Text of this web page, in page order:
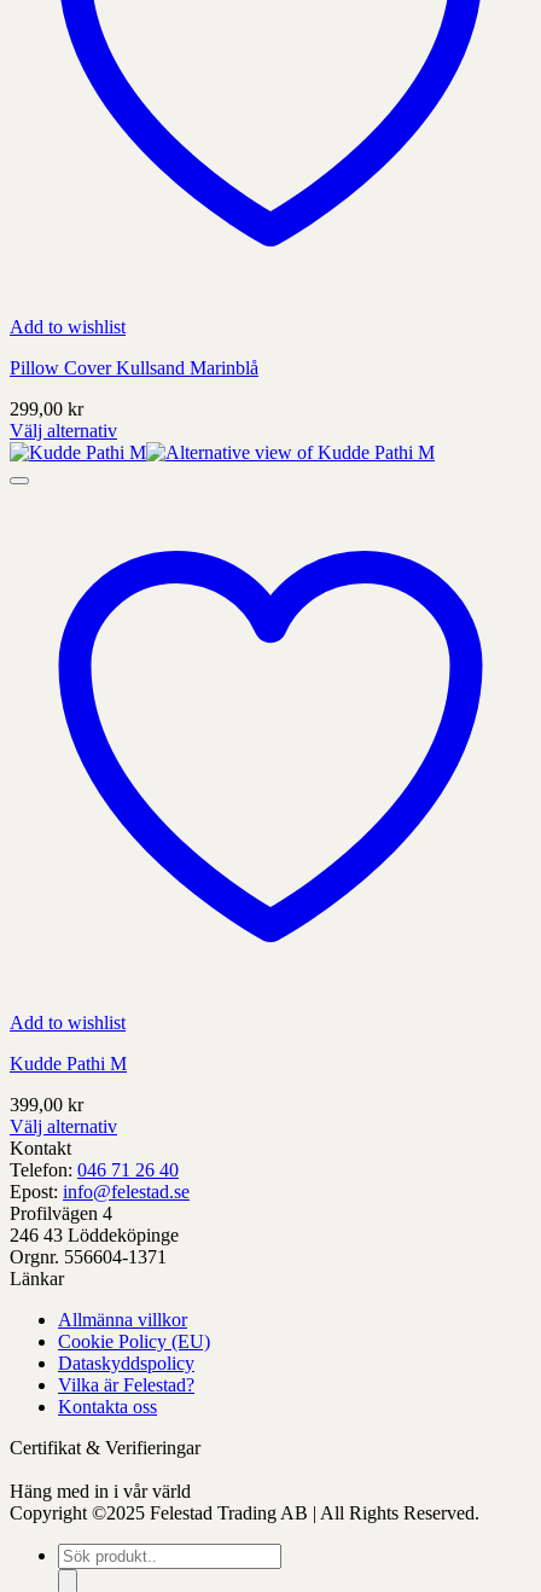
Add to wishlist
Pillow Cover Kullsand Marinblå
299,00 kr
Välj alternativ
Denna
produkt
produktens
Add to wishlist
Kudde Pathi M
399,00 kr
Välj alternativ
Denna
produkt
har
alternativ
som
kan
väljas
produktens
Kontakt
Telefon: 046 71 26 40
Epost: info@felestad.se
Profilvägen 4
246 43 Löddeköpinge
Orgnr. 556604-1371
Länkar
Allmänna villkor
Cookie Policy (EU)
Dataskyddspolicy
Vilka är Felestad?
Kontakta oss
Certifikat & Verifieringar
Häng med in i vår värld
Copyright ©2025 Felestad Trading AB | All Rights Reserved.
Produktsökning